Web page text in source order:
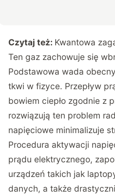
Czytaj też: Kwantowa
Ten gaz zachowuje się
Podstawowa wada
tkwi w fizyce. Przepływ
bowiem ciepło zgodnie z
rozwiązują ten problem
napięciowe minimalizuje
Procedura aktywacji
prądu elektrycznego,
urządzeń takich jak
danych, a także